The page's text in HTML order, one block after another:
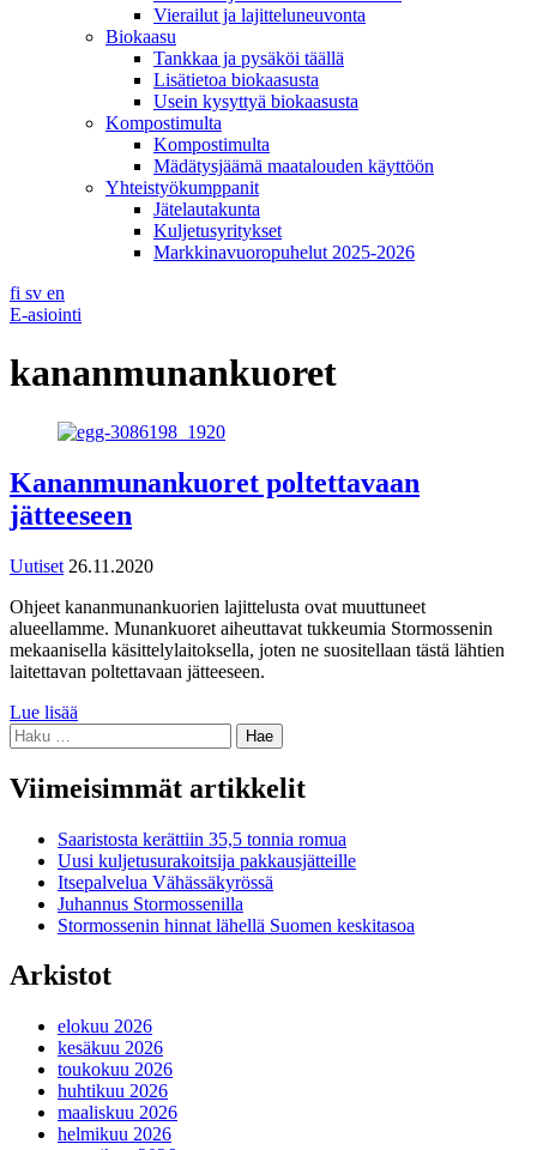
Vierailut ja lajitteluneuvonta
Biokaasu
Tankkaa ja pysäköi täällä
Lisätietoa biokaasusta
Usein kysyttyä biokaasusta
Kompostimulta
Kompostimulta
Mädätysjäämä maatalouden käyttöön
Yhteistyökumppanit
Jätelautakunta
Kuljetusyritykset
Markkinavuoropuhelut 2025-2026
fi sv en
E-asiointi
kananmunankuoret
Kananmunankuoret poltettavaan
jätteeseen
Uutiset 26.11.2020
Ohjeet kananmunankuorien lajittelusta ovat muuttuneet
alueellamme. Munankuoret aiheuttavat tukkeumia Stormossenin
mekaanisella käsittelylaitoksella, joten ne suositellaan tästä lähtien
laitettavan poltettavaan jätteeseen.
Lue lisää
Haku:
Viimeisimmät artikkelit
Saaristosta kerättiin 35,5 tonnia romua
Uusi kuljetusurakoitsija pakkausjätteille
Itsepalvelua Vähässäkyrössä
Juhannus Stormossenilla
Stormossenin hinnat lähellä Suomen keskitasoa
Arkistot
elokuu 2026
kesäkuu 2026
toukokuu 2026
huhtikuu 2026
maaliskuu 2026
helmikuu 2026